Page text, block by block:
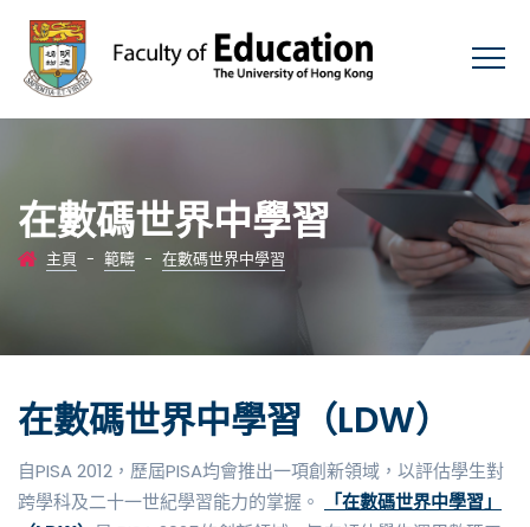
在數碼世界中學習
主頁 - 範疇 - 在數碼世界中學習
在數碼世界中學習（LDW）
自PISA 2012，歷屆PISA均會推出一項創新領域，以評估學生對
跨學科及二十一世紀學習能力的掌握。
「在數碼世界中學習」